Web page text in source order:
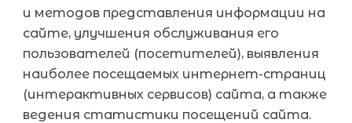
и методов представления информации на
сайте, улучшения обслуживания его
пользователей (посетителей), выявления
наиболее посещаемых интернет-страниц
(интерактивных сервисов) сайта, а также
ведения статистики посещений сайта.